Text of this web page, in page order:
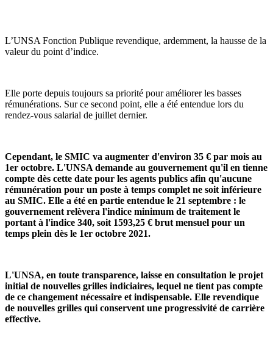
L’UNSA Fonction Publique revendique, ardemment, la hausse de la
valeur du point d’indice.
Elle porte depuis toujours sa priorité pour améliorer les basses
rémunérations. Sur ce second point, elle a été entendue lors du
rendez-vous salarial de juillet dernier.
Cependant, le SMIC va augmenter d'environ 35 € par mois au
1er octobre. L'UNSA demande au gouvernement qu'il en tienne
compte dès cette date pour les agents publics afin qu'aucune
rémunération pour un poste à temps complet ne soit inférieure
au SMIC. Elle a été en partie entendue le 21 septembre : le
gouvernement relèvera l'indice minimum de traitement le
portant à l'indice 340, soit 1593,25 € brut mensuel pour un
temps plein dès le 1er octobre 2021.
L'UNSA, en toute transparence, laisse en consultation le projet
initial de nouvelles grilles indiciaires, lequel ne tient pas compte
de ce changement nécessaire et indispensable. Elle revendique
de nouvelles grilles qui conservent une progressivité de carrière
effective.